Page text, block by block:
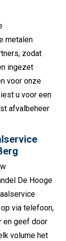
metalen
zodat
ingezet
voor onze
u voor een
afvalbeheer
De Hooge
via telefoon,
en geef door
volume het